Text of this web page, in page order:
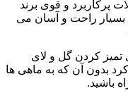
پرکاربرد و قوی برند
بسیار راحت و آسان می
تمیز کردن گل و لای
بدون آن که به ماهی ها
باشید.